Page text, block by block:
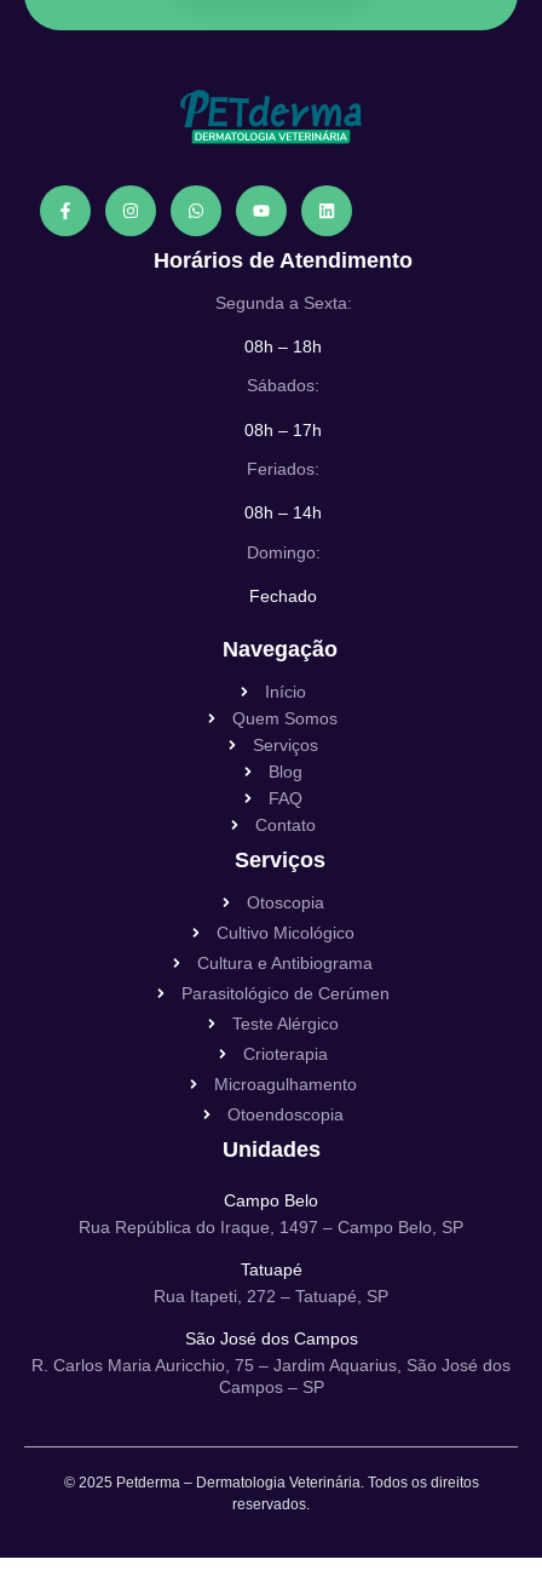
Horários de Atendimento
Segunda a Sexta:
08h – 18h
Sábados:
08h – 17h
Feriados:
08h – 14h
Domingo:
Fechado
Navegação
Início
Quem Somos
Serviços
Blog
FAQ
Contato
Serviços
Otoscopia
Cultivo Micológico
Cultura e Antibiograma
Parasitológico de Cerúmen
Teste Alérgico
Crioterapia
Microagulhamento
Otoendoscopia
Unidades
Campo Belo
Rua República do Iraque, 1497 – Campo Belo, SP
Tatuapé
Rua Itapeti, 272 – Tatuapé, SP
São José dos Campos
R. Carlos Maria Auricchio, 75 – Jardim Aquarius, São José dos
Campos – SP
© 2025 Petderma – Dermatologia Veterinária. Todos os direitos
reservados.